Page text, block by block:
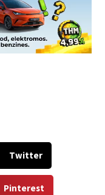
Twitter
Pinterest